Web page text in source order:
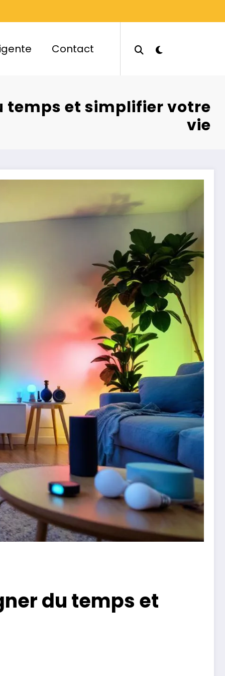
Contact
temps et simplifier votre
vie
du temps et